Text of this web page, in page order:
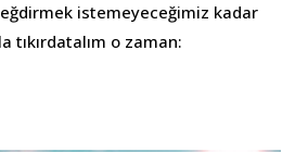
istemeyeceğimiz kadar
tıkırdatalım o zaman: